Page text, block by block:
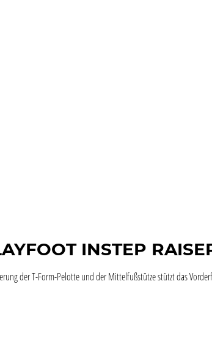
INSTEP
der T-Form-Pelotte und der Mittelfußstütze stützt das